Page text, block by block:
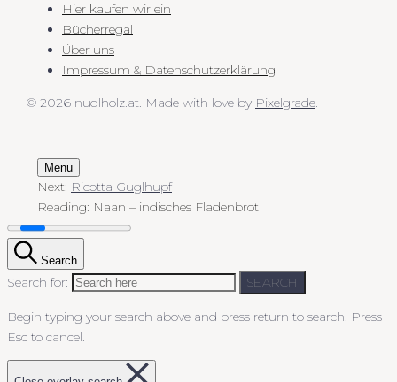
Hier kaufen wir ein
Bücherregal
Über uns
Impressum & Datenschutzerklärung
© 2026 nudlholz.at. Made with love by Pixelgrade.
Menu
Next: Ricotta Guglhupf
Reading: Naan – indisches Fladenbrot
Search
Search for: SEARCH
Begin typing your search above and press return to search. Press
Esc to cancel.